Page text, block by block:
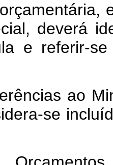
deverá
e referir-
ao
se